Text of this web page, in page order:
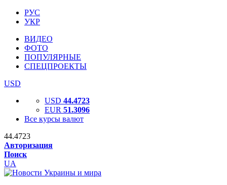
РУС
УКР
ВИДЕО
ФОТО
ПОПУЛЯРНЫЕ
СПЕЦПРОЕКТЫ
USD
USD 44.4723
EUR 51.3096
Все курсы валют
44.4723
Авторизация
Поиск
UA